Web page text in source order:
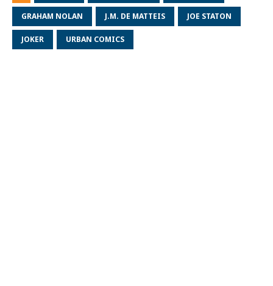
GRAHAM NOLAN J.M. DE MATTEIS JOE STATON
JOKER URBAN COMICS